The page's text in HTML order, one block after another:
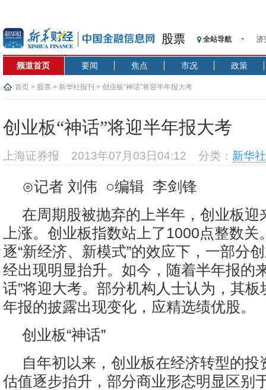
股票 全站导航
济
【
基
济
频道首页 要闻 焦点 市况 政策
首页 > 股票 > 新华社报刊 > 创业板“神话”将迎半年报大考
创业板“神话”将迎半年报大考
上海证券报 2013年07月03日04:12 分类： 新华
⊙记者 刘伟 ○编辑 李剑锋
在周期股被抛弃的上半年，创业板迎
上涨。创业板指数站上了1000点整数
逐“新经济、新模式”的效应下，一部分
经出现明显抬升。如今，随着半年报的
话”将迎大考。部分机构人士认为，其
年报的披露出现变化，应精选绩优股。
创业板“神话”
自年初以来，创业板在经济转型的投
估值逐步抬升，部分商业形态明显区别